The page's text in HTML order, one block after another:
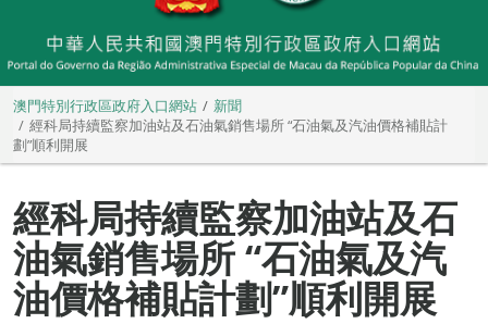
澳門特別行政區政府入口網站
新聞
經科局持續監察加油站及石油氣銷售場所 “石油氣及汽油價格補貼計
劃”順利開展
經科局持續監察加油站及石
油氣銷售場所 “石油氣及汽
油價格補貼計劃”順利開展